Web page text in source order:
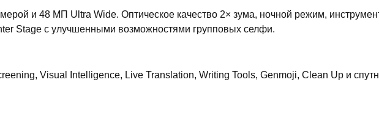
и 48 МП Ultra Wide. Оптическое качество 2× зума, ночной режим,
Stage с улучшенными возможностями групповых селфи.
Visual Intelligence, Live Translation, Writing Tools, Genmoji, Clean Up и